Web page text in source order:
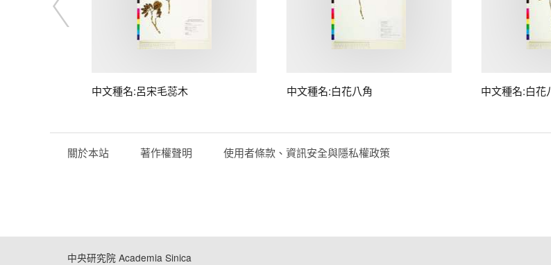
中文種名:呂宋毛蕊木 中文種名:白花八角 中文種名:白花
關於本站 著作權聲明 使用者條款、資訊安全與隱私權政策
中央研究院 Academia Sinica